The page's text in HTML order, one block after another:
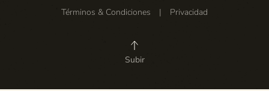
Términos & Condiciones | Privacidad
Subir